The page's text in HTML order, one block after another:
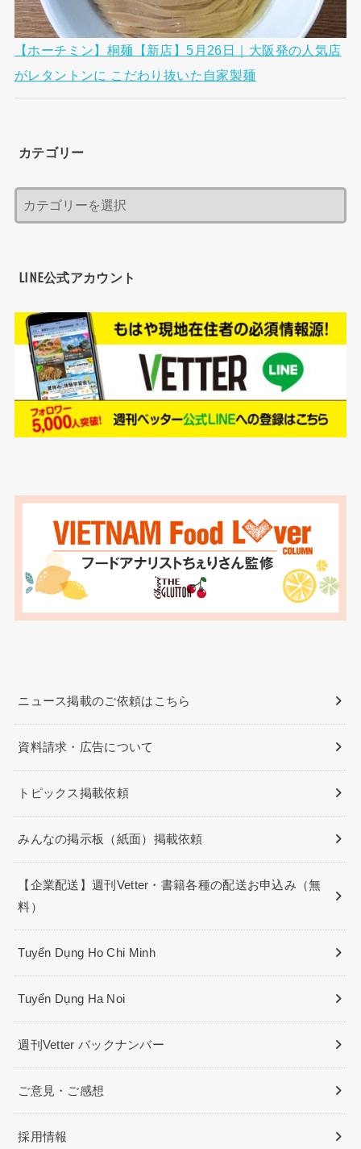
【ホーチミン】桐麺【新店】5月26日｜大阪発の人気店
がレタントンに こだわり抜いた自家製麺
カテゴリー
LINE公式アカウント
ニュース掲載のご依頼はこちら
資料請求・広告について
トピックス掲載依頼
みんなの掲示板（紙面）掲載依頼
【企業配送】週刊Vetter・書籍各種の配送お申込み（無
料）
Tuyển Dụng Ho Chi Minh
Tuyển Dụng Ha Noi
週刊Vetter バックナンバー
ご意見・ご感想
採用情報